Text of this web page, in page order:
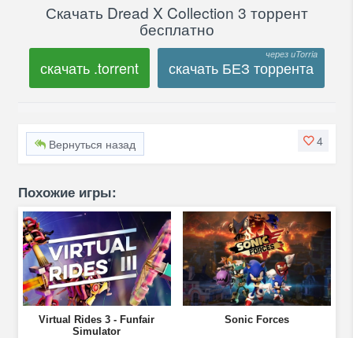
Скачать Dread X Collection 3 торрент
бесплатно
скачать .torrent скачать БЕЗ торрента
4
Вернуться назад
Похожие игры:
Virtual Rides 3 - Funfair
Simulator
Sonic Forces